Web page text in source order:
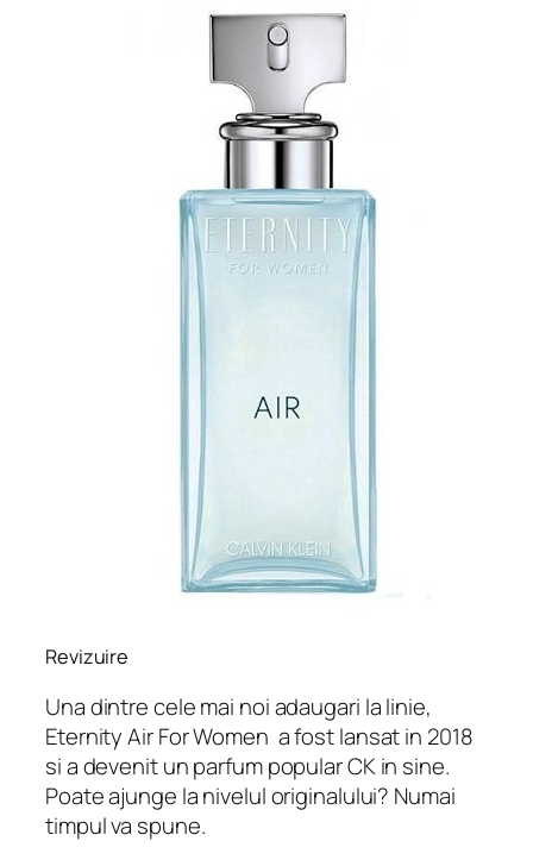
Revizuire
Una dintre cele mai noi adaugari la linie,
Eternity Air For Women a fost lansat in 2018
si a devenit un parfum popular CK in sine.
Poate ajunge la nivelul originalului? Numai
timpul va spune.